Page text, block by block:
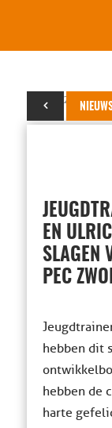
27 mei 2024
EN
SLAGEN
PEC
hebben dit
hebben de
harte